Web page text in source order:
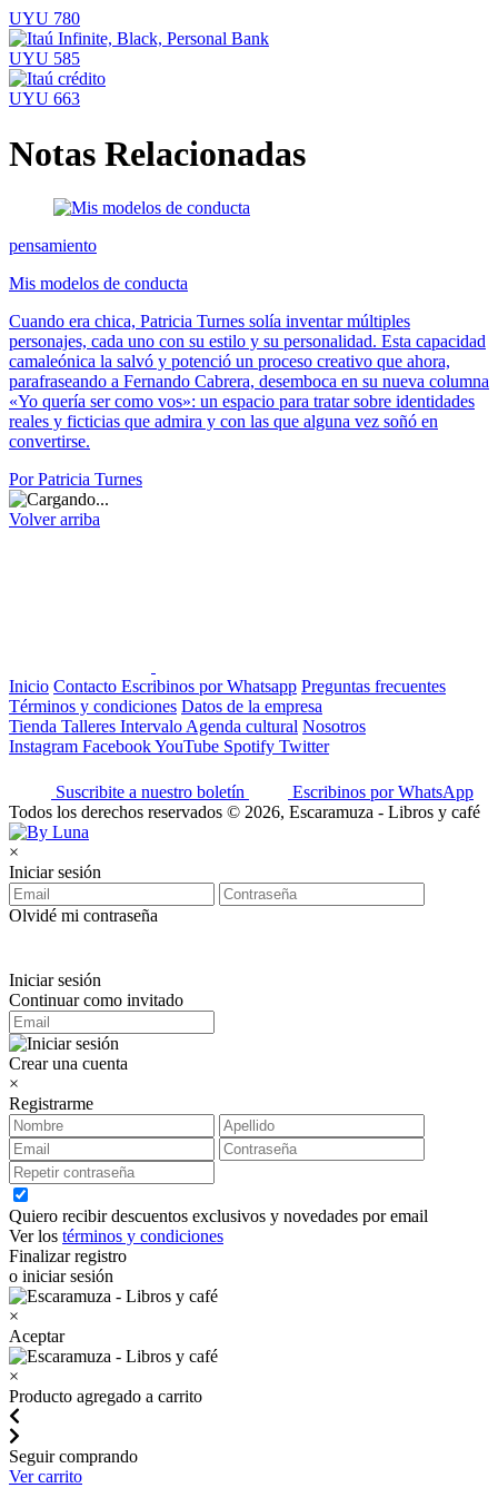
UYU 780
UYU 585
UYU 663
Notas Relacionadas
pensamiento
Mis modelos de conducta
Cuando era chica, Patricia Turnes solía inventar múltiples
personajes, cada uno con su estilo y su personalidad. Esta capacidad
camaleónica la salvó y potenció un proceso creativo que ahora,
parafraseando a Fernando Cabrera, desemboca en su nueva columna
«Yo quería ser como vos»: un espacio para tratar sobre identidades
reales y ficticias que admira y con las que alguna vez soñó en
convertirse.
Por Patricia Turnes
Volver arriba
Inicio Contacto Escribinos por Whatsapp Preguntas frecuentes
Términos y condiciones Datos de la empresa
Tienda Talleres Intervalo Agenda cultural Nosotros
Instagram FacebookYouTube Spotify Twitter
Suscribite a nuestro boletín
Escribinos por WhatsApp
Todos los derechos reservados © 2026, Escaramuza - Libros y café
×
Iniciar sesión
Olvidé mi contraseña
Iniciar sesión
Continuar como invitado
Crear una cuenta
×
Registrarme
Quiero recibir descuentos exclusivos y novedades por email
Ver los términos y condiciones
Finalizar registro
o iniciar sesión
×
Aceptar
×
Producto agregado a carrito
Seguir comprando
Ver carrito